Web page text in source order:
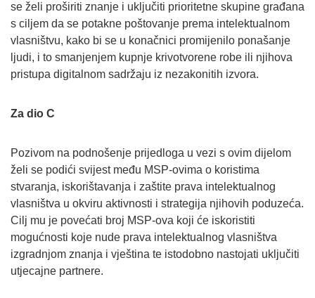
se želi proširiti znanje i uključiti prioritetne skupine građana
s ciljem da se potakne poštovanje prema intelektualnom
vlasništvu, kako bi se u konačnici promijenilo ponašanje
ljudi, i to smanjenjem kupnje krivotvorene robe ili njihova
pristupa digitalnom sadržaju iz nezakonitih izvora.
Za dio C
Pozivom na podnošenje prijedloga u vezi s ovim dijelom
želi se podići svijest među MSP-ovima o koristima
stvaranja, iskorištavanja i zaštite prava intelektualnog
vlasništva u okviru aktivnosti i strategija njihovih poduzeća.
Cilj mu je povećati broj MSP-ova koji će iskoristiti
mogućnosti koje nude prava intelektualnog vlasništva
izgradnjom znanja i vještina te istodobno nastojati uključiti
utjecajne partnere.